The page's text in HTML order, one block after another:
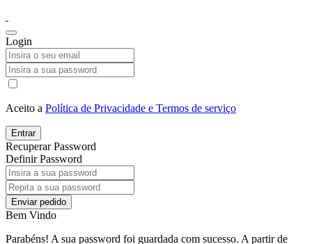
Login
Aceito a Política de Privacidade e Termos de serviço
Entrar
Recuperar Password
Definir Password
Enviar pedido
Bem Vindo
Parabéns! A sua password foi guardada com sucesso. A partir de